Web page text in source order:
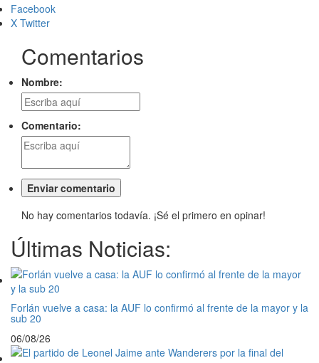
Facebook
X Twitter
Comentarios
Nombre:
Comentario:
No hay comentarios todavía. ¡Sé el primero en opinar!
Últimas Noticias:
Forlán vuelve a casa: la AUF lo confirmó al frente de la mayor y la
sub 20
06/08/26